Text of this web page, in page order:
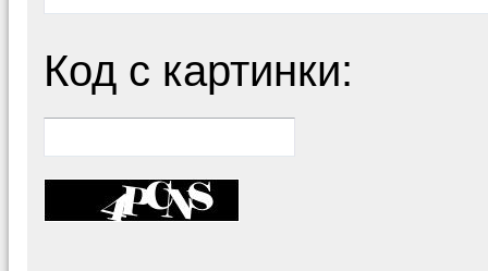
Код с картинки: